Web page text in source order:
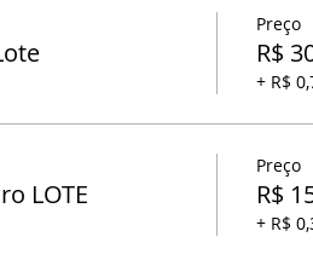
Preço
R$
+ R$
LOTE
Preço
R$
+ R$